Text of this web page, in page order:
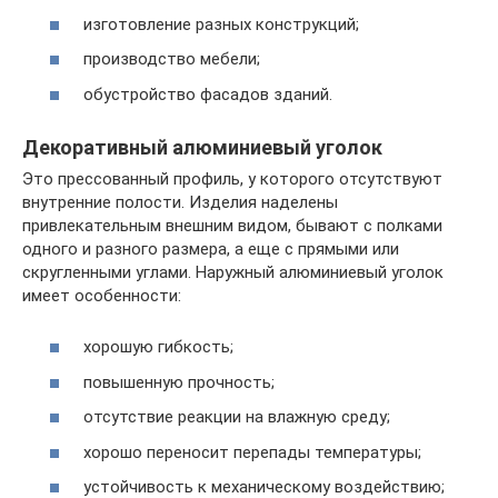
изготовление разных конструкций;
производство мебели;
обустройство фасадов зданий.
Декоративный алюминиевый уголок
Это прессованный профиль, у которого отсутствуют
внутренние полости. Изделия наделены
привлекательным внешним видом, бывают с полками
одного и разного размера, а еще с прямыми или
скругленными углами. Наружный алюминиевый уголок
имеет особенности:
хорошую гибкость;
повышенную прочность;
отсутствие реакции на влажную среду;
хорошо переносит перепады температуры;
устойчивость к механическому воздействию;